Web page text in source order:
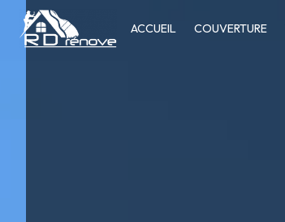
ACCUEIL COUVERTURE
Panneau de gestion des cookies